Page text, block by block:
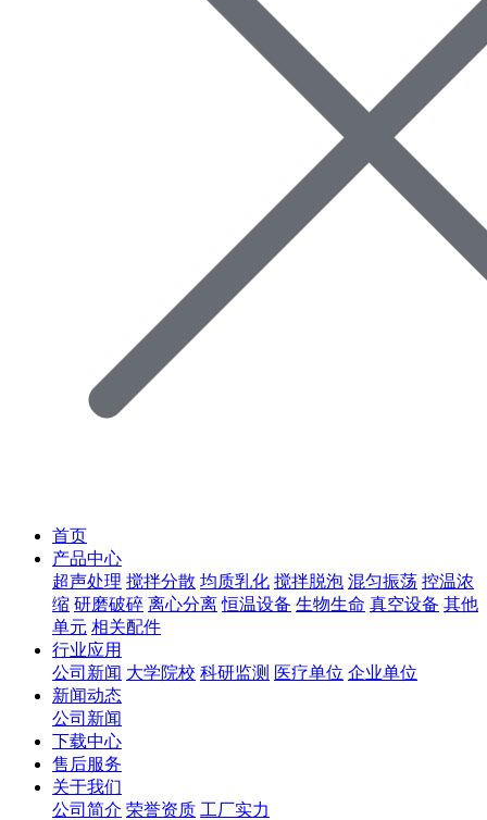
首页
产品中心
超声处理 搅拌分散 均质乳化 搅拌脱泡 混匀振荡 控温浓
缩 研磨破碎 离心分离 恒温设备 生物生命 真空设备 其他
单元 相关配件
行业应用
公司新闻 大学院校 科研监测 医疗单位 企业单位
新闻动态
公司新闻
下载中心
售后服务
关于我们
公司简介 荣誉资质 工厂实力